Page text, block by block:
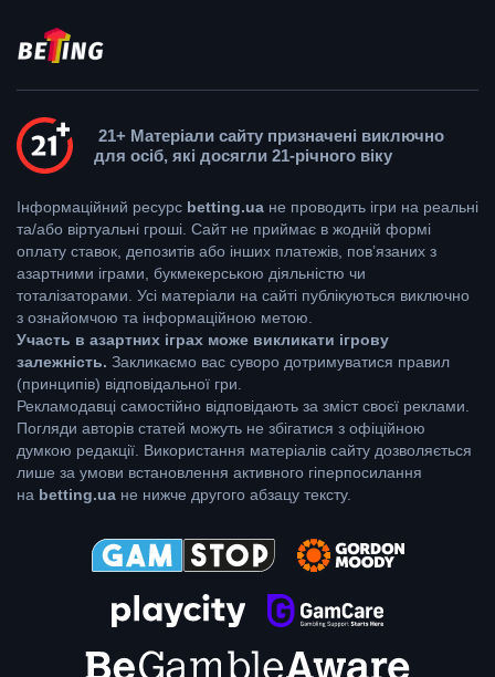
забезпечивши команді важливий трофей після тривалої
паузи.
21+ Матеріали сайту призначені виключно
для осіб, які досягли 21-річного віку
Інформаційний ресурс betting.ua не проводить ігри на реальні
та/або віртуальні гроші. Сайт не приймає в жодній формі
оплату ставок, депозитів або інших платежів, пов’язаних з
азартними іграми, букмекерською діяльністю чи
тоталізаторами. Усі матеріали на сайті публікуються виключно
з ознайомчою та інформаційною метою.
Участь в азартних іграх може викликати ігрову
залежність. Закликаємо вас суворо дотримуватися правил
(принципів) відповідальної гри.
Рекламодавці самостійно відповідають за зміст своєї реклами.
Погляди авторів статей можуть не збігатися з офіційною
думкою редакції. Використання матеріалів сайту дозволяється
лише за умови встановлення активного гіперпосилання
на betting.ua не нижче другого абзацу тексту.